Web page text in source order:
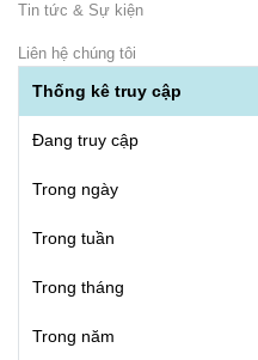
Tin tức & Sự kiện
Liên hệ chúng tôi
Thống kê truy cập
Đang truy cập
Trong ngày
Trong tuần
Trong tháng
Trong năm